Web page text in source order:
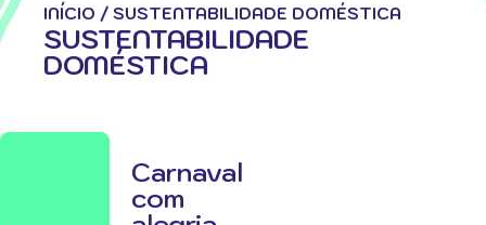
INÍCIO / SUSTENTABILIDADE DOMÉSTICA
SUSTENTABILIDADE
DOMÉSTICA
Carnaval
com